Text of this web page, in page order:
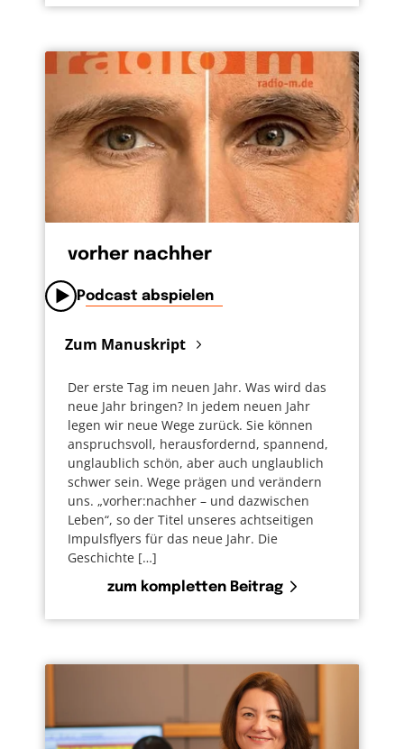
vorher nachher
Podcast abspielen
Zum Manuskript
Der erste Tag im neuen Jahr. Was wird das
neue Jahr bringen? In jedem neuen Jahr
legen wir neue Wege zurück. Sie können
anspruchsvoll, herausfordernd, spannend,
unglaublich schön, aber auch unglaublich
schwer sein. Wege prägen und verändern
uns. „vorher:nachher – und dazwischen
Leben“, so der Titel unseres achtseitigen
Impulsflyers für das neue Jahr. Die
Geschichte […]
zum kompletten Beitrag